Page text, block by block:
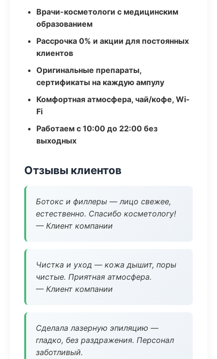
Врачи-косметологи с медицинским
образованием
Рассрочка 0% и акции для постоянных
клиентов
Оригинальные препараты,
сертификаты на каждую ампулу
Комфортная атмосфера, чай/кофе, Wi-
Fi
Работаем с 10:00 до 22:00 без
выходных
Отзывы клиентов
Ботокс и филлеры — лицо свежее,
естественно. Спасибо косметологу!
— Клиент компании
Чистка и уход — кожа дышит, поры
чистые. Приятная атмосфера.
— Клиент компании
Сделала лазерную эпиляцию —
гладко, без раздражения. Персонал
заботливый.